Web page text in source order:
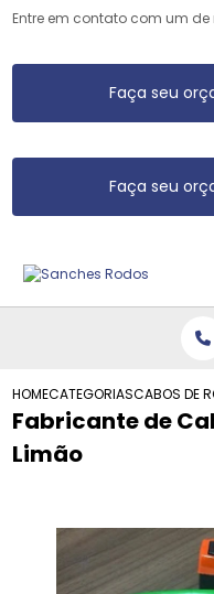
Entre em contato com um
Faça seu
Faça seu
HOMECATEGORIASCABOS DE
Fabricante de
Limão